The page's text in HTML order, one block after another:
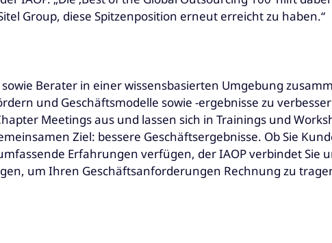
Group, diese Spitzenposition erneut erreicht zu haben.“
Berater in einer wissensbasierten Umgebung
und Geschäftsmodelle sowie -ergebnisse zu
Meetings aus und lassen sich in Trainings und
Ziel: bessere Geschäftsergebnisse. Ob Sie
Erfahrungen verfügen, der IAOP verbindet Sie
um Ihren Geschäftsanforderungen Rechnung zu